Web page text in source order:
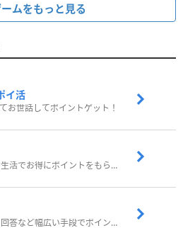
ムをもっと見る
イ活
お世話してポイントゲット！
歩いてポイ活！日常生活でお得にポイントをもらおう
歩いたりアンケート回答など幅広い手段でポイントをゲット